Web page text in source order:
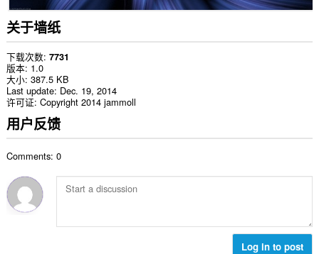
关于墙纸
下载次数 7731
版本 1.0
大小 387.5 KB
Last update Dec. 19, 2014
许可证 Copyright 2014 jammoll
用户反馈
Comments: 0
Log in to post